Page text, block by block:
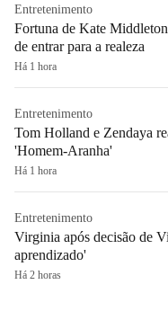
Entretenimento
Fortuna de Kate
de entrar para a realeza
Há 1 hora
Entretenimento
Tom Holland e Zendaya
'Homem-Aranha'
Há 1 hora
Entretenimento
Virginia após decisão de
aprendizado'
Há 2 horas